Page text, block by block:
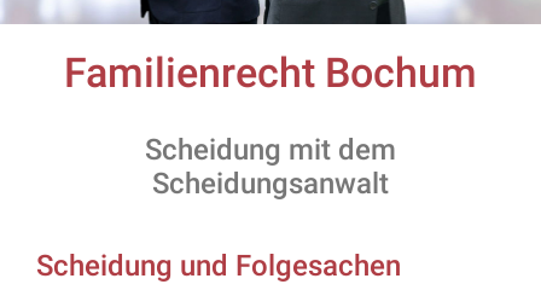
Familienrecht Bochum
Scheidung mit dem
Scheidungsanwalt
Scheidung und Folgesachen